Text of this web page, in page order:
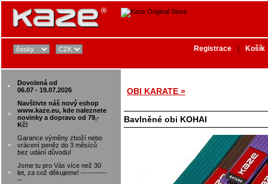
•
Dovolená od
06.07 - 19.07.2026
»
Navštivte náš nový eshop
www.kaze.eu, kde naleznete
novinky a dopravu od 79,-
Kč!
»
Garance výměny zboží nebo
vrácení peněz do 3 měsíců
bez udání důvodu!
»
Jsme tu pro Vás více než 30
let, za což děkujeme! -----------
--
Registrace | Košík
OBI KARATE »
Bavlněné obi KOHAI